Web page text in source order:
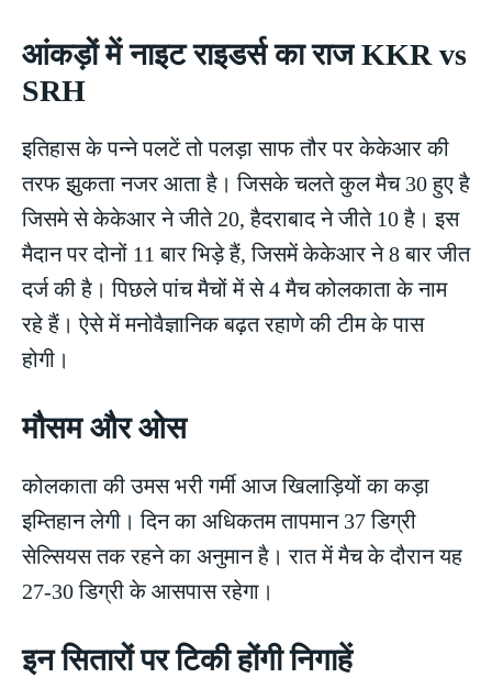
आंकड़ों में नाइट राइडर्स का राज KKR vs
SRH
इतिहास के पन्ने पलटें तो पलड़ा साफ तौर पर केकेआर की
तरफ झुकता नजर आता है। जिसके चलते कुल मैच 30 हुए है
जिसमे से केकेआर ने जीते 20, हैदराबाद ने जीते 10 है। इस
मैदान पर दोनों 11 बार भिड़े हैं, जिसमें केकेआर ने 8 बार जीत
दर्ज की है। पिछले पांच मैचों में से 4 मैच कोलकाता के नाम
रहे हैं। ऐसे में मनोवैज्ञानिक बढ़त रहाणे की टीम के पास
होगी।
मौसम और ओस
कोलकाता की उमस भरी गर्मी आज खिलाड़ियों का कड़ा
इम्तिहान लेगी। दिन का अधिकतम तापमान 37 डिग्री
सेल्सियस तक रहने का अनुमान है। रात में मैच के दौरान यह
27-30 डिग्री के आसपास रहेगा।
इन सितारों पर टिकी होंगी निगाहें